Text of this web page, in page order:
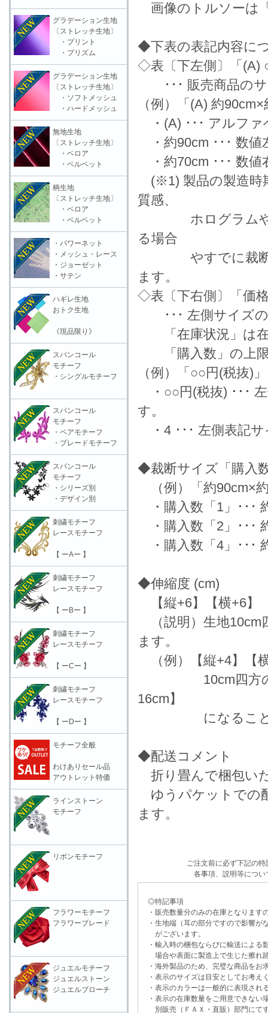
画像のトルソーは
◆下表の表記内容に
◇表〔下左側〕「(A)
･･･ 販売商品のサ
（例）「(A) 約
・(A) ･･･ アルフ
・約90cm ･･･ 数値
・約70cm ･･･ 数値
(※1) 製品の製造時
質感、
ホログラムやラ
る場合
やすでに裁断済
ます。
◇表〔下右側〕「価
･･･ 左側サイズの
「在庫状況」は在
「購入数」の上限
（例）「○○円(税抜)
・○○円(税抜) ･･･
す。
・4 ･･･ 左側表記
◆裁断サイズ「購入
（例）「約90cm×
・購入数「1」･･･
・購入数「2」･･･
・購入数「4」･･･
◆伸縮度 (cm)
【縦+6】【横+6】
（説明）生地10cm
ます。
（例）【縦+4】【
10cm四方の生地
16cm】
になることを表
◆配送コメント
折り畳んで梱包い
ゆうパケットでの
ます。
ご注文前に必ず下記の
各事項、説明等につい
◎特記事項
・販売数量分のみの在庫となります
・生地端（耳の部分ですので影響が
がございます。
・輸入時の梱包ならびに輸送による
場合や表面に製造上で生じた擦れ
・海外製品のため、完璧な商品をお
・表示のサイズは目安としてお考え
・表示のカラーは一般的に表現され
・表示の在庫数量をご用意できな
別販売（ＦＡＸ・直販）部門にて
グラデーション生地
〔ストレッチ生地〕
・プリント
・プリズム
グラデーション生地
〔ストレッチ生地〕
・ソフトメッシュ
・ハードメッシュ
無地生地
〔ストレッチ生地〕
・ベロア
・ベルベット
柄生地
〔ストレッチ生地〕
・ベロア
・ベルベット
・パワーネット
・メッシュ・レース
・ジョーゼット
・サテン
ハギレ生地
おトク生地
《現品限り》
スパンコール
モチーフ
・シングルモチーフ
スパンコール
モチーフ
・ペアモチーフ
・ブレードモチーフ
スパンコール
モチーフ
・シリーズ別
・デザイン別
刺繍モチーフ
レースモチーフ
【 ーAー 】
刺繍モチーフ
レースモチーフ
【 ーBー 】
刺繍モチーフ
レースモチーフ
【 ーCー 】
刺繍モチーフ
レースモチーフ
【 ーDー 】
モチーフ全般
わけありセール品
アウトレット特価
ラインストーン
モチーフ
リボンモチーフ
フラワーモチーフ
フラワーブレード
ジュエルモチーフ
ジュエルストーン
ジュエルブローチ